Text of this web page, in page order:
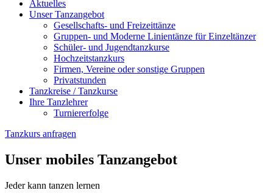
Aktuelles
Unser Tanzangebot
Gesellschafts- und Freizeittänze
Gruppen- und Moderne Linientänze für Einzeltänzer
Schüler- und Jugendtanzkurse
Hochzeitstanzkurs
Firmen, Vereine oder sonstige Gruppen
Privatstunden
Tanzkreise / Tanzkurse
Ihre Tanzlehrer
Turniererfolge
Tanzkurs anfragen
Unser mobiles Tanzangebot
Jeder kann tanzen lernen